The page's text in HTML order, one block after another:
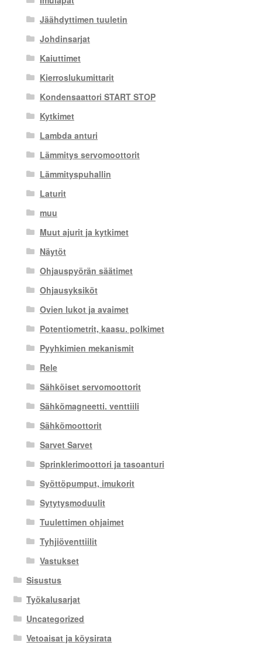
Jäähdyttimen tuuletin
Johdinsarjat
Kaiuttimet
Kierroslukumittarit
Kondensaattori START STOP
Kytkimet
Lambda anturi
Lämmitys servomoottorit
Lämmityspuhallin
Laturit
muu
Muut ajurit ja kytkimet
Näytöt
Ohjauspyörän säätimet
Ohjausyksiköt
Ovien lukot ja avaimet
Potentiometrit, kaasu. polkimet
Pyyhkimien mekanismit
Rele
Sähköiset servomoottorit
Sähkömagneetti. venttiili
Sähkömoottorit
Sarvet Sarvet
Sprinklerimoottori ja tasoanturi
Syöttöpumput, imukorit
Sytytysmoduulit
Tuulettimen ohjaimet
Tyhjiöventtiilit
Vastukset
Sisustus
Työkalusarjat
Uncategorized
Vetoaisat ja köysirata